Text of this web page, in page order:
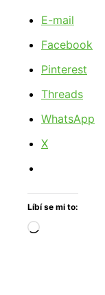
E-mail
Facebook
Pinterest
Threads
WhatsApp
X
Líbí se mi to:
Načítání…